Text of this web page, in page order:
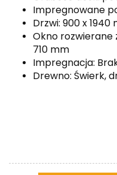
Impregnowane
Drzwi: 900 x 1940
Okno rozwierane
710 mm
Impregnacja:
Drewno: Świerk,